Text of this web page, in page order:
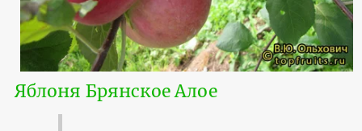
Яблоня Брянское Алое